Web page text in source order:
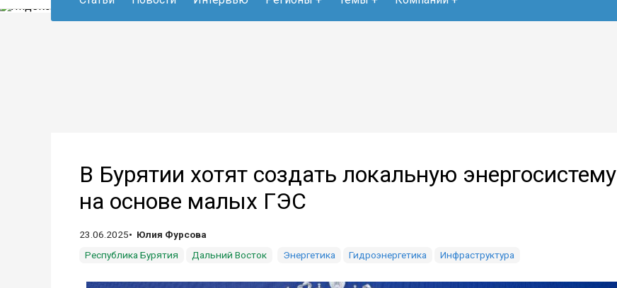
В Бурятии хотят создать локальную энергосистему
на основе малых ГЭС
23.06.2025
Юлия Фурсова
Республика Бурятия
Дальний Восток Энергетика Гидроэнергетика Инфраструктура